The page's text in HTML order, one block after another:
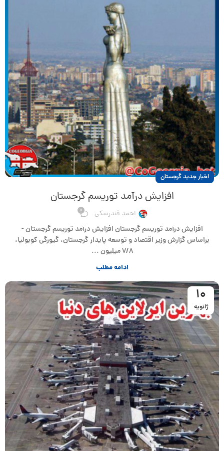
اخبار جدید گرجستان
افزایش درآمد توریسم گرجستان
احمد فندرسکی 0
افزایش درآمد توریسم گرجستان افزایش درآمد توریسم گرجستان -
براساس گزارش وزیر اقتصاد و توسعه پایدار گرجستان، گیورگی کوبولیا،
۷/۸ میلیون ...
ادامه مطلب
10
ژانویه